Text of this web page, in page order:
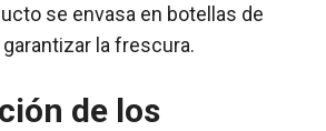
se envasa en botellas de
la frescura.
de los